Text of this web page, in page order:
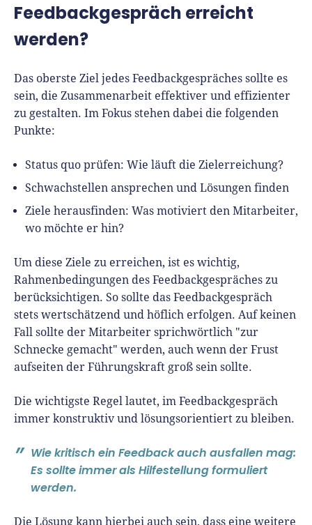
Feedbackgespräch erreicht
werden?
Das oberste Ziel jedes Feedbackgespräches sollte es
sein, die Zusammenarbeit effektiver und effizienter
zu gestalten. Im Fokus stehen dabei die folgenden
Punkte:
Status quo prüfen: Wie läuft die Zielerreichung?
Schwachstellen ansprechen und Lösungen finden
Ziele herausfinden: Was motiviert den Mitarbeiter,
wo möchte er hin?
Um diese Ziele zu erreichen, ist es wichtig,
Rahmenbedingungen des Feedbackgespräches zu
berücksichtigen. So sollte das Feedbackgespräch
stets wertschätzend und höflich erfolgen. Auf keinen
Fall sollte der Mitarbeiter sprichwörtlich "zur
Schnecke gemacht" werden, auch wenn der Frust
aufseiten der Führungskraft groß sein sollte.
Die wichtigste Regel lautet, im Feedbackgespräch
immer konstruktiv und lösungsorientiert zu bleiben.
Wie kritisch ein Feedback auch ausfallen mag:
Es sollte immer als Hilfestellung formuliert
werden.
Die Lösung kann hierbei auch sein, dass eine weitere